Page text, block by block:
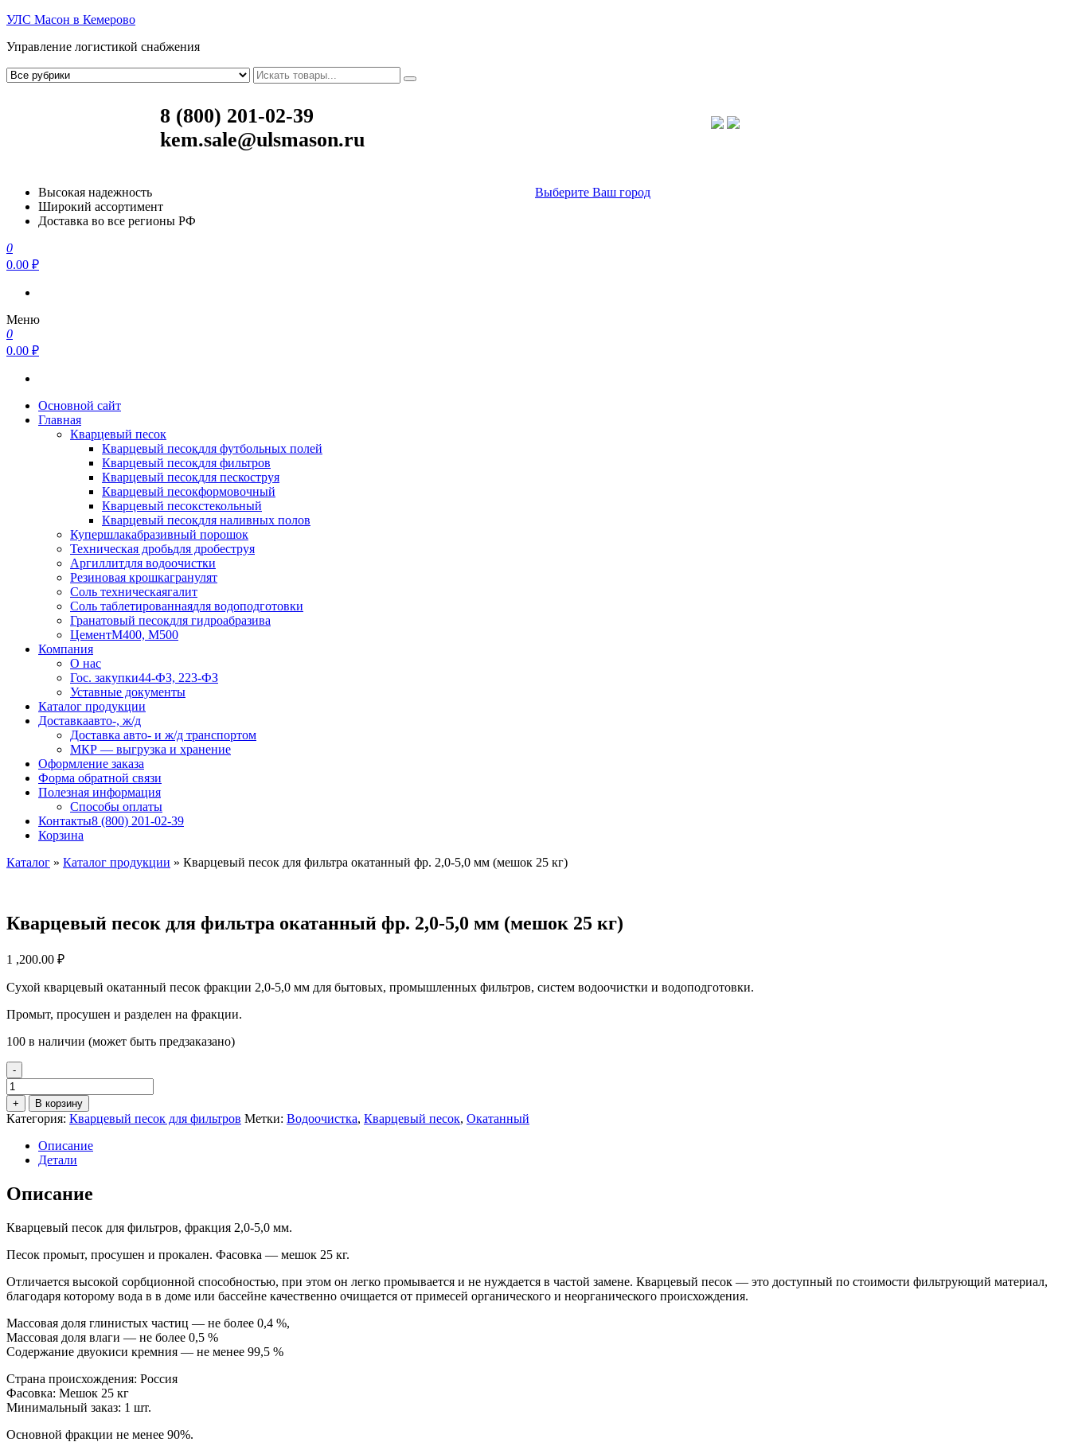
УЛС Масон в Кемерово
Управление логистикой снабжения
8 (800) 201-02-39
kem.sale@ulsmason.ru
Высокая надежность
Широкий ассортимент
Доставка во все регионы РФ
Выберите Ваш город
0
0.00 ₽
Меню
0
0.00 ₽
Основной сайт
Главная
Кварцевый песок
Кварцевый песокдля футбольных полей
Кварцевый песокдля фильтров
Кварцевый песокдля пескоструя
Кварцевый песокформовочный
Кварцевый песокстекольный
Кварцевый песокдля наливных полов
Купершлакабразивный порошок
Техническая дробьдля дробеструя
Аргиллитдля водоочистки
Резиновая крошкагранулят
Соль техническаягалит
Соль таблетированнаядля водоподготовки
Гранатовый песокдля гидроабразива
ЦементМ400, М500
Компания
О нас
Гос. закупки44-ФЗ, 223-ФЗ
Уставные документы
Каталог продукции
Доставкаавто-, ж/д
Доставка авто- и ж/д транспортом
МКР — выгрузка и хранение
Оформление заказа
Форма обратной связи
Полезная информация
Способы оплаты
Контакты8 (800) 201-02-39
Корзина
Каталог » Каталог продукции » Кварцевый песок для фильтра окатанный фр. 2,0-5,0 мм (мешок 25 кг)
Кварцевый песок для фильтра окатанный фр. 2,0-5,0 мм (мешок 25 кг)
1 ,200.00 ₽
Сухой кварцевый окатанный песок фракции 2,0-5,0 мм для бытовых, промышленных фильтров, систем водоочистки и водоподготовки.
Промыт, просушен и разделен на фракции.
100 в наличии (может быть предзаказано)
-
Количество
товара
Кварцевый
песок
фильтра
окатанный
фр.
2,0-
мм
25
+ В корзину
Категория: Кварцевый песок для фильтров Метки: Водоочистка, Кварцевый песок, Окатанный
Описание
Детали
Описание
Кварцевый песок для фильтров, фракция 2,0-5,0 мм.
Песок промыт, просушен и прокален. Фасовка — мешок 25 кг.
Отличается высокой сорбционной способностью, при этом он легко промывается и не нуждается в частой замене. Кварцевый песок — это доступный по стоимости фильтрующий материал,
благодаря которому вода в в доме или бассейне качественно очищается от примесей органического и неорганического происхождения.
Массовая доля глинистых частиц — не более 0,4 %,
Массовая доля влаги — не более 0,5 %
Содержание двуокиси кремния — не менее 99,5 %
Страна происхождения: Россия
Фасовка: Мешок 25 кг
Минимальный заказ: 1 шт.
Основной фракции не менее 90%.